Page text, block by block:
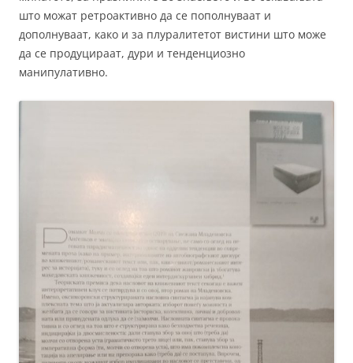
што можат ретроактивно да се пополнуваат и
дополнуваат, како и за плуралитетот вистини што може
да се продуцираат, дури и тенденциозно
манипулативно.